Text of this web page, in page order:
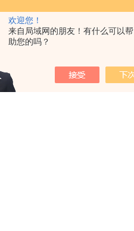
欢迎您！
来自局域网的朋友！有什么可以帮
助您的吗？
录，当前 76 / 120 页